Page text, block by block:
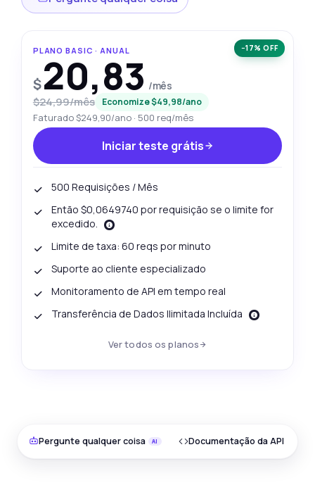
−17% OFF
PLANO BASIC · ANUAL
$20,83 /mês
$24,99/mês Economize $49,98/ano
Faturado $249,90/ano · 500 req/mês
Iniciar teste grátis
500 Requisições / Mês
Então $0,0649740 por requisição se o limite for
excedido.
Limite de taxa: 60 reqs por minuto
Suporte ao cliente especializado
Monitoramento de API em tempo real
Transferência de Dados Ilimitada Incluída
Ver todos os planos
Pergunte qualquer coisa Documentação da API